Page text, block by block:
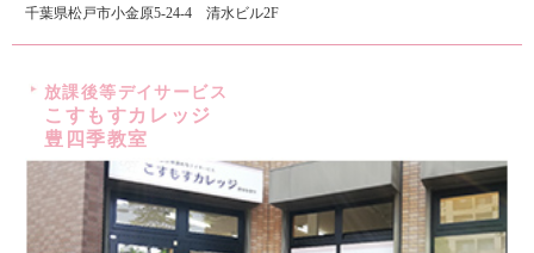
千葉県松戸市小金原5-24-4 清水ビル2F
放課後等デイサービス
こすもすカレッジ
豊四季教室